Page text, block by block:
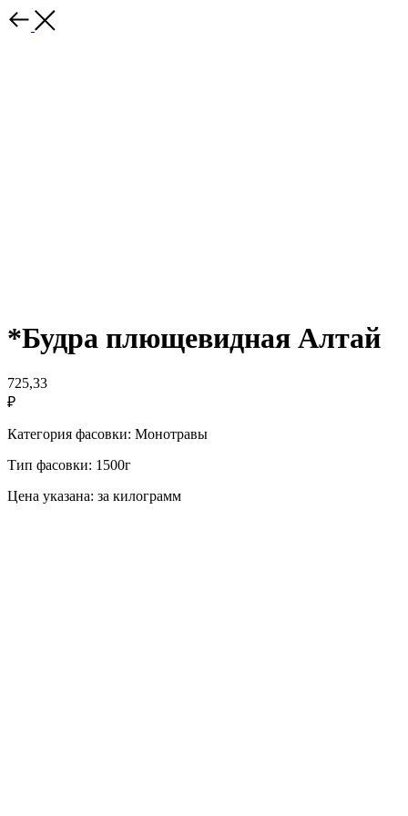
*Будра плющевидная Алтай
725,33
₽
Категория фасовки: Монотравы
Тип фасовки: 1500г
Цена указана: за килограмм